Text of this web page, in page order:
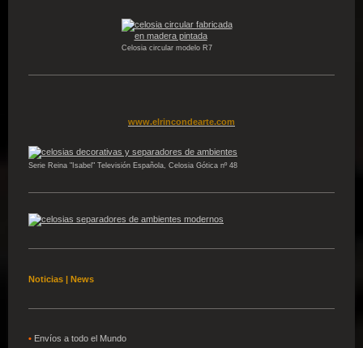
Celosia circular modelo R7
www.elrincondearte.com
Serie Reina "Isabel" Televisión Española, Celosia Gótica nº 48
Noticias | News
• Envíos a todo el Mundo